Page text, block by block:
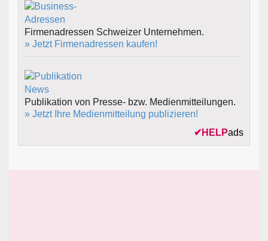
Firmenadressen Schweizer Unternehmen.
» Jetzt Firmenadressen kaufen!
Publikation von Presse- bzw. Medienmitteilungen.
» Jetzt Ihre Medienmitteilung publizieren!
✔ HELPads